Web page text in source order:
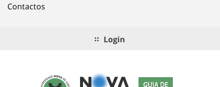
Contactos
Login